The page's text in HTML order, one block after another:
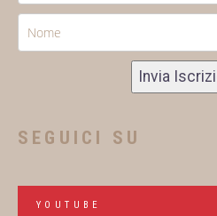
Invia
SEGUICI SU
YOUTUBE